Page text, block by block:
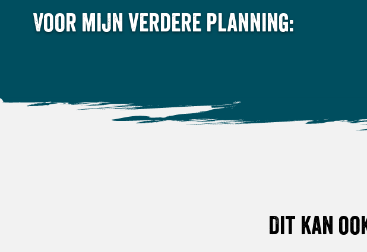
Voor mijn verdere planning:
Dit kan